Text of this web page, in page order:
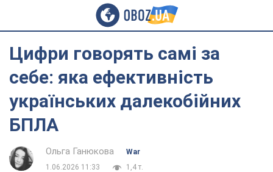
Цифри говорять самі за
себе: яка ефективність
українських далекобійних
БПЛА
Ольга Ганюкова
War
1.06.2026 11:33
1,4 т.